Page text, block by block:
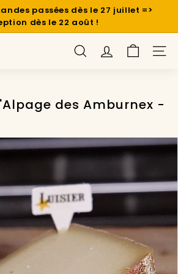
Diaporama
Pause
passées dès le 27 juillet =>
dès le 22 août !
RECHERCHER
des Amburnex -